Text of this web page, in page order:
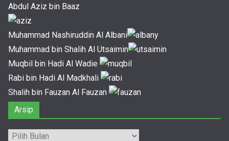
Abdul Aziz bin Baaz
Muhammad Nashiruddin Al Albani
Muhammad bin Shalih Al Utsaimin
Muqbil bin Hadi Al Wadie
Rabi bin Hadi Al Madkhali
Shalih bin Fauzan Al Fauzan
Arsip
Arsip